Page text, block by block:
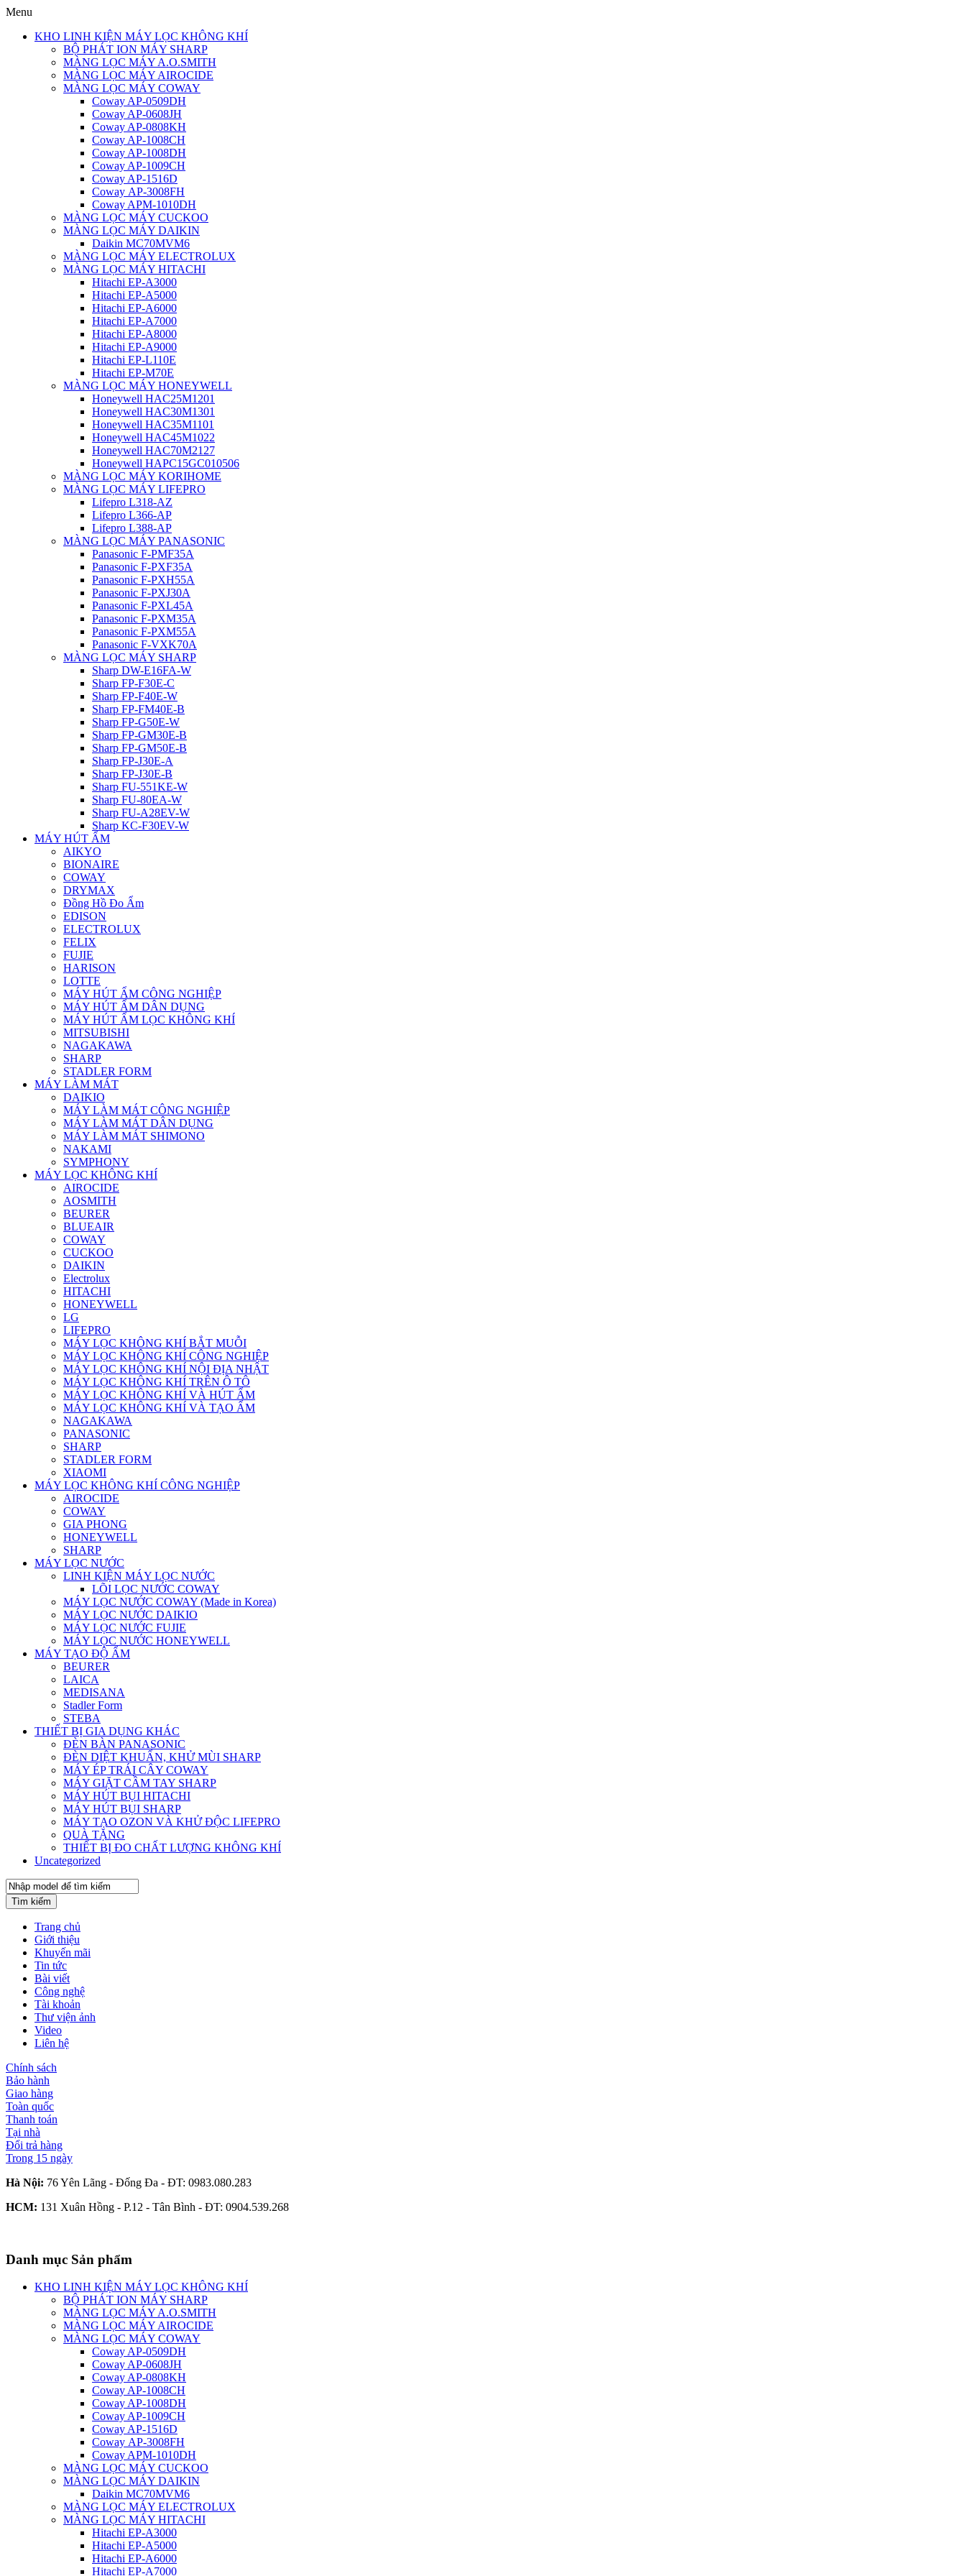
Menu
KHO LINH KIỆN MÁY LỌC KHÔNG KHÍ
BỘ PHÁT ION MÁY SHARP
MÀNG LỌC MÁY A.O.SMITH
MÀNG LỌC MÁY AIROCIDE
MÀNG LỌC MÁY COWAY
Coway AP-0509DH
Coway AP-0608JH
Coway AP-0808KH
Coway AP-1008CH
Coway AP-1008DH
Coway AP-1009CH
Coway AP-1516D
Coway AP-3008FH
Coway APM-1010DH
MÀNG LỌC MÁY CUCKOO
MÀNG LỌC MÁY DAIKIN
Daikin MC70MVM6
MÀNG LỌC MÁY ELECTROLUX
MÀNG LỌC MÁY HITACHI
Hitachi EP-A3000
Hitachi EP-A5000
Hitachi EP-A6000
Hitachi EP-A7000
Hitachi EP-A8000
Hitachi EP-A9000
Hitachi EP-L110E
Hitachi EP-M70E
MÀNG LỌC MÁY HONEYWELL
Honeywell HAC25M1201
Honeywell HAC30M1301
Honeywell HAC35M1101
Honeywell HAC45M1022
Honeywell HAC70M2127
Honeywell HAPC15GC010506
MÀNG LỌC MÁY KORIHOME
MÀNG LỌC MÁY LIFEPRO
Lifepro L318-AZ
Lifepro L366-AP
Lifepro L388-AP
MÀNG LỌC MÁY PANASONIC
Panasonic F-PMF35A
Panasonic F-PXF35A
Panasonic F-PXH55A
Panasonic F-PXJ30A
Panasonic F-PXL45A
Panasonic F-PXM35A
Panasonic F-PXM55A
Panasonic F-VXK70A
MÀNG LỌC MÁY SHARP
Sharp DW-E16FA-W
Sharp FP-F30E-C
Sharp FP-F40E-W
Sharp FP-FM40E-B
Sharp FP-G50E-W
Sharp FP-GM30E-B
Sharp FP-GM50E-B
Sharp FP-J30E-A
Sharp FP-J30E-B
Sharp FU-551KE-W
Sharp FU-80EA-W
Sharp FU-A28EV-W
Sharp KC-F30EV-W
MÁY HÚT ẨM
AIKYO
BIONAIRE
COWAY
DRYMAX
Đồng Hồ Đo Ẩm
EDISON
ELECTROLUX
FELIX
FUJIE
HARISON
LOTTE
MÁY HÚT ẨM CÔNG NGHIỆP
MÁY HÚT ẨM DÂN DỤNG
MÁY HÚT ẨM LỌC KHÔNG KHÍ
MITSUBISHI
NAGAKAWA
SHARP
STADLER FORM
MÁY LÀM MÁT
DAIKIO
MÁY LÀM MÁT CÔNG NGHIỆP
MÁY LÀM MÁT DÂN DỤNG
MÁY LÀM MÁT SHIMONO
NAKAMI
SYMPHONY
MÁY LỌC KHÔNG KHÍ
AIROCIDE
AOSMITH
BEURER
BLUEAIR
COWAY
CUCKOO
DAIKIN
Electrolux
HITACHI
HONEYWELL
LG
LIFEPRO
MÁY LỌC KHÔNG KHÍ BẮT MUỖI
MÁY LỌC KHÔNG KHÍ CÔNG NGHIỆP
MÁY LỌC KHÔNG KHÍ NỘI ĐỊA NHẬT
MÁY LỌC KHÔNG KHÍ TRÊN Ô TÔ
MÁY LỌC KHÔNG KHÍ VÀ HÚT ẨM
MÁY LỌC KHÔNG KHÍ VÀ TẠO ẨM
NAGAKAWA
PANASONIC
SHARP
STADLER FORM
XIAOMI
MÁY LỌC KHÔNG KHÍ CÔNG NGHIỆP
AIROCIDE
COWAY
GIA PHONG
HONEYWELL
SHARP
MÁY LỌC NƯỚC
LINH KIỆN MÁY LỌC NƯỚC
LÕI LỌC NƯỚC COWAY
MÁY LỌC NƯỚC COWAY (Made in Korea)
MÁY LỌC NƯỚC DAIKIO
MÁY LỌC NƯỚC FUJIE
MÁY LỌC NƯỚC HONEYWELL
MÁY TẠO ĐỘ ẨM
BEURER
LAICA
MEDISANA
Stadler Form
STEBA
THIẾT BỊ GIA DỤNG KHÁC
ĐÈN BÀN PANASONIC
ĐÈN DIỆT KHUẨN, KHỬ MÙI SHARP
MÁY ÉP TRÁI CÂY COWAY
MÁY GIẶT CẦM TAY SHARP
MÁY HÚT BỤI HITACHI
MÁY HÚT BỤI SHARP
MÁY TẠO OZON VÀ KHỬ ĐỘC LIFEPRO
QUÀ TẶNG
THIẾT BỊ ĐO CHẤT LƯỢNG KHÔNG KHÍ
Uncategorized
Tìm kiếm
Trang chủ
Giới thiệu
Khuyến mãi
Tin tức
Bài viết
Công nghệ
Tài khoản
Thư viện ảnh
Video
Liên hệ
Chính sách
Bảo hành
Giao hàng
Toàn quốc
Thanh toán
Tại nhà
Đổi trả hàng
Trong 15 ngày
Hà Nội: 76 Yên Lãng - Đống Đa - ĐT: 0983.080.283
HCM: 131 Xuân Hồng - P.12 - Tân Bình - ĐT: 0904.539.268
Danh mục Sản phẩm
KHO LINH KIỆN MÁY LỌC KHÔNG KHÍ
BỘ PHÁT ION MÁY SHARP
MÀNG LỌC MÁY A.O.SMITH
MÀNG LỌC MÁY AIROCIDE
MÀNG LỌC MÁY COWAY
Coway AP-0509DH
Coway AP-0608JH
Coway AP-0808KH
Coway AP-1008CH
Coway AP-1008DH
Coway AP-1009CH
Coway AP-1516D
Coway AP-3008FH
Coway APM-1010DH
MÀNG LỌC MÁY CUCKOO
MÀNG LỌC MÁY DAIKIN
Daikin MC70MVM6
MÀNG LỌC MÁY ELECTROLUX
MÀNG LỌC MÁY HITACHI
Hitachi EP-A3000
Hitachi EP-A5000
Hitachi EP-A6000
Hitachi EP-A7000